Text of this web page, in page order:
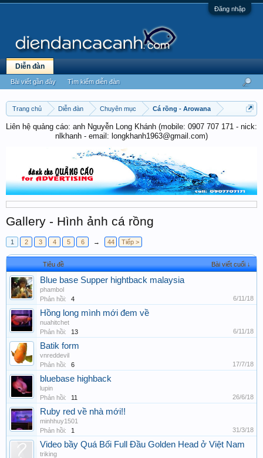
Đăng nhập
Trang chủ Diễn đàn Chuyên mục Cá rồng - Arowana
Liên hệ quảng cáo: anh Nguyễn Long Khánh (mobile: 0907 707 171 - nick:
nlkhanh - email: longkhanh1963@gmail.com)
Gallery - Hình ảnh cá rồng
1 2 3 4 5 6 → 44 Tiếp >
Tiêu đề Bài viết cuối ↓
Blue base Supper hightback malaysia
phambol
Phản hồi:
4 6/11/18
Hồng long mình mới đem về
nuahitchet
Phản hồi:
13 6/11/18
Batik form
vnreddevil
Phản hồi:
6 17/7/18
bluebase highback
lupin
Phản hồi:
11 26/6/18
Ruby red về nhà mới!!
minhhuy1501
Phản hồi:
1 31/3/18
Video bầy Quá Bối Full Đầu Golden Head ở Việt Nam
triking
Diễn đàn
Bài viết gần đây Tìm kiếm diễn đàn